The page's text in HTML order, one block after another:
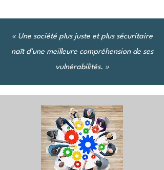
« Une société plus juste et plus sécuritaire
naît d’une meilleure compréhension de ses
vulnérabilités. »